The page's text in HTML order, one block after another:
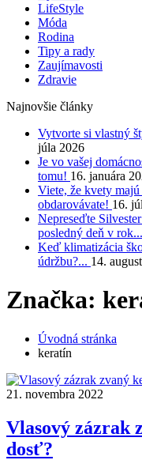
LifeStyle
Móda
Rodina
Tipy a rady
Zaujímavosti
Zdravie
Najnovšie články
Vytvorte si vlastný
júla 2026
Je vo vašej
tomu! 16. januára
Viete, že kvety
obdarovávate! 16.
Nepreseďte
posledný deň v rok...
Keď klimatizácia
údržbu?... 14.
Značka:
Úvodná stránka
keratín
21. novembra 2022
Vlasový zázrak
dosť?